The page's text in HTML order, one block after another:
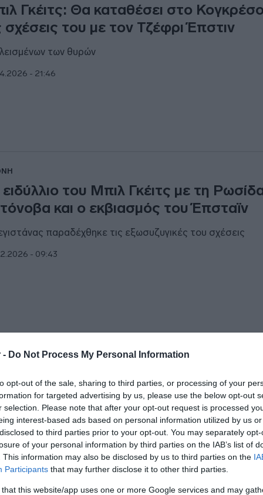
- Do Not Process My Personal Information
opt-out of the sale, sharing to third parties, or processing of your
for targeted advertising by us, please use the below opt-out
selection. Please note that after your opt-out request is processed
interest-based ads based on personal information utilized by us
to third parties prior to your opt-out. You may separately
of your personal information by third parties on the IAB’s list of
This information may also be disclosed by us to third parties on the
Participants that may further disclose it to other third parties.
that this website/app uses one or more Google services and may
Γκέιτς: Θα καταθέσει στο Κογκρέσο
σχέσεις του με τον Τζέφρι Έπστιν
των θυρών
- 21:46
του Μπιλ Γκέιτς με τη
και ο εκβιασμός του Έπσταϊν
παραδέχθηκε τις εξωσυζυγικές του σχέσεις
- 09:43
του” για τη σχέση του με τον
συγγνώμη από εργαζόμενους του ιδρύματός του
- 12:24